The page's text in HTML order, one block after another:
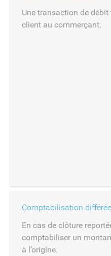
Une transaction de débit
client au commerçant.
Comptabilisation différée
En cas de clôture
comptabiliser un
à l’origine.